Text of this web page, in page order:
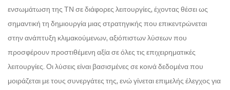
ενσωμάτωση της ΤΝ σε διάφορες λειτουργίες, έχοντας θέσει ως
σημαντική τη δημιουργία μιας στρατηγικής που επικεντρώνεται
στην ανάπτυξη κλιμακούμενων, αξιόπιστων λύσεων που
προσφέρουν προστιθέμενη αξία σε όλες τις επιχειρηματικές
λειτουργίες. Οι λύσεις είναι βασισμένες σε κοινά δεδομένα που
μοιράζεται με τους συνεργάτες της, ενώ γίνεται επιμελής έλεγχος για